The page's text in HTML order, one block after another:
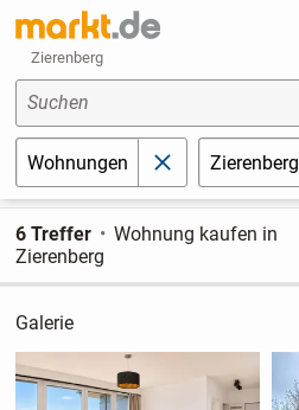
Zierenberg
Suchen
Wohnungen schließenZierenberg
6 Treffer
Wohnung kaufen in
Zierenberg
Galerie